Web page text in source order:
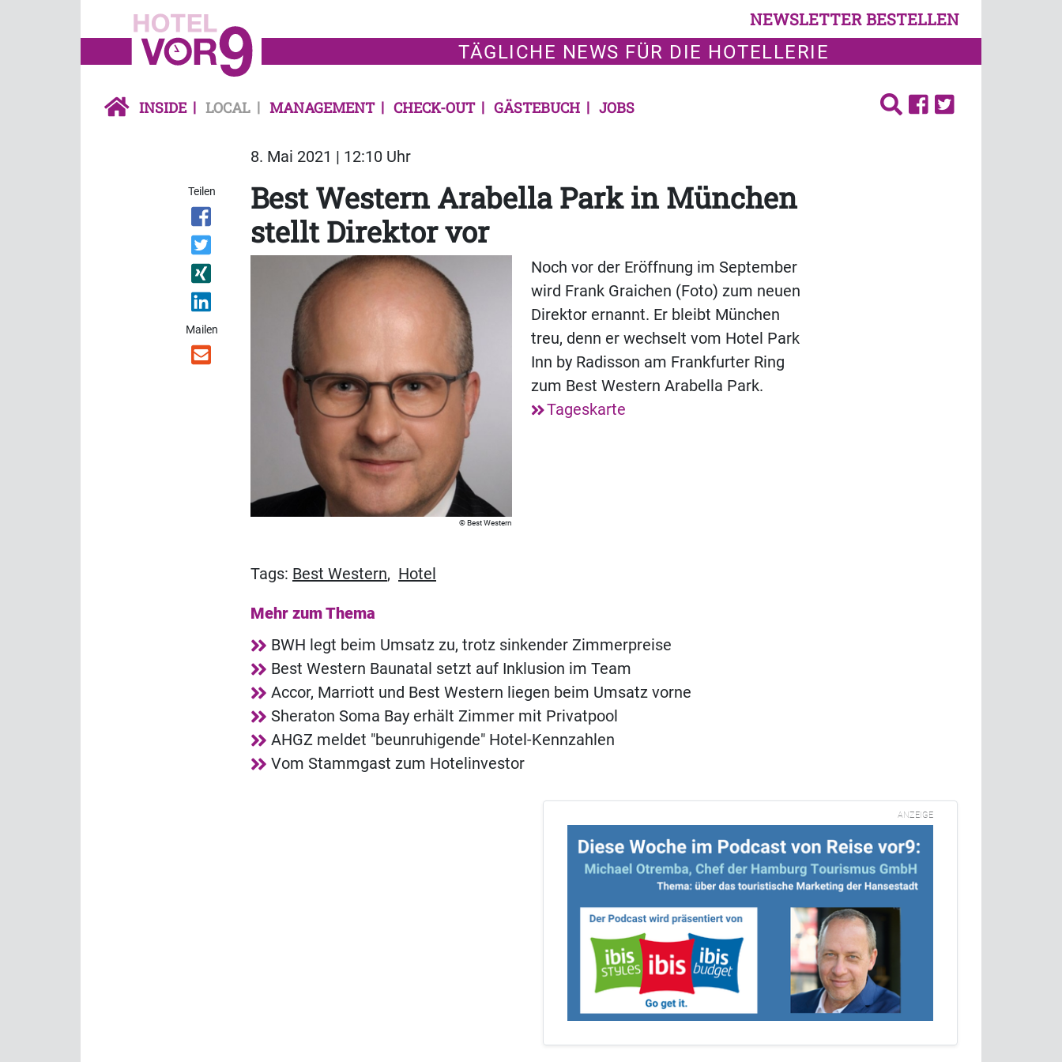
NEWSLETTER BESTELLEN
TÄGLICHE NEWS FÜR DIE HOTELLERIE
INSIDE LOCAL MANAGEMENT CHECK-OUT GÄSTEBUCH JOBS
8. Mai 2021 | 12:10 Uhr
Teilen
Mailen
Best Western Arabella Park in München
stellt Direktor vor
Best Western
Noch vor der Eröffnung im September
wird Frank Graichen (Foto) zum neuen
Direktor ernannt. Er bleibt München
treu, denn er wechselt vom Hotel Park
Inn by Radisson am Frankfurter Ring
zum Best Western Arabella Park.
Tageskarte
Tags: Best Western, Hotel
Mehr zum Thema
BWH legt beim Umsatz zu, trotz sinkender Zimmerpreise
Best Western Baunatal setzt auf Inklusion im Team
Accor, Marriott und Best Western liegen beim Umsatz vorne
Sheraton Soma Bay erhält Zimmer mit Privatpool
AHGZ meldet "beunruhigende" Hotel-Kennzahlen
Vom Stammgast zum Hotelinvestor
ANZEIGE